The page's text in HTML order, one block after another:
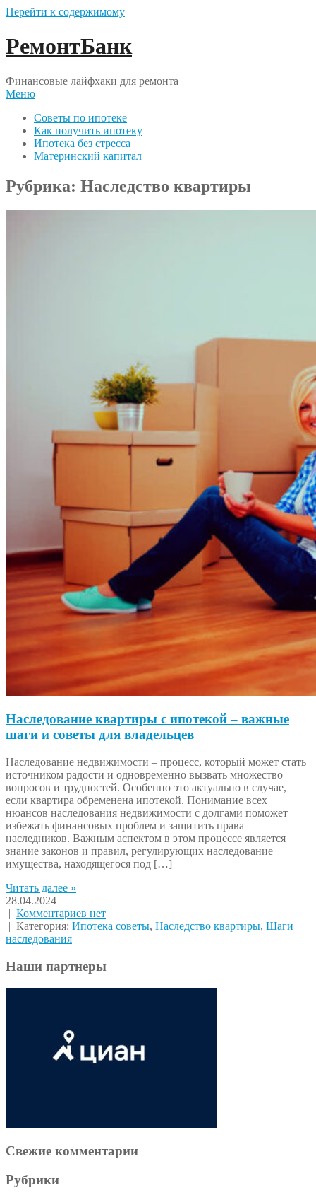
Перейти к содержимому
РемонтБанк
Финансовые лайфхаки для ремонта
Меню
Советы по ипотеке
Как получить ипотеку
Ипотека без стресса
Материнский капитал
Рубрика: Наследство квартиры
Наследование квартиры с ипотекой – важные
шаги и советы для владельцев
Наследование недвижимости – процесс, который может стать
источником радости и одновременно вызвать множество
вопросов и трудностей. Особенно это актуально в случае,
если квартира обременена ипотекой. Понимание всех
нюансов наследования недвижимости с долгами поможет
избежать финансовых проблем и защитить права
наследников. Важным аспектом в этом процессе является
знание законов и правил, регулирующих наследование
имущества, находящегося под […]
Читать далее »
28.04.2024
| Комментариев нет
| Категория: Ипотека советы, Наследство квартиры, Шаги
наследования
Наши партнеры
Свежие комментарии
Рубрики